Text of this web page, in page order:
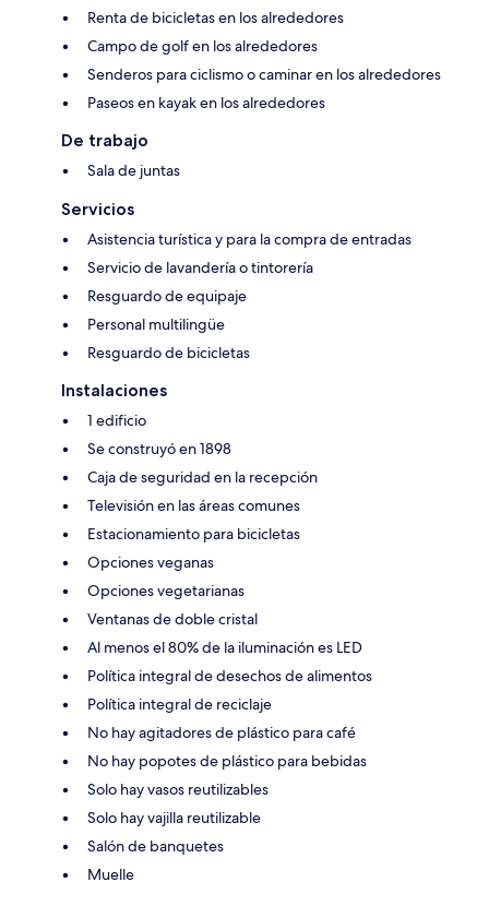
Renta de bicicletas en los alrededores
Campo de golf en los alrededores
Senderos para ciclismo o caminar en los alrededores
Paseos en kayak en los alrededores
De trabajo
Sala de juntas
Servicios
Asistencia turística y para la compra de entradas
Servicio de lavandería o tintorería
Resguardo de equipaje
Personal multilingüe
Resguardo de bicicletas
Instalaciones
1 edificio
Se construyó en 1898
Caja de seguridad en la recepción
Televisión en las áreas comunes
Estacionamiento para bicicletas
Opciones veganas
Opciones vegetarianas
Ventanas de doble cristal
Al menos el 80% de la iluminación es LED
Política integral de desechos de alimentos
Política integral de reciclaje
No hay agitadores de plástico para café
No hay popotes de plástico para bebidas
Solo hay vasos reutilizables
Solo hay vajilla reutilizable
Salón de banquetes
Muelle